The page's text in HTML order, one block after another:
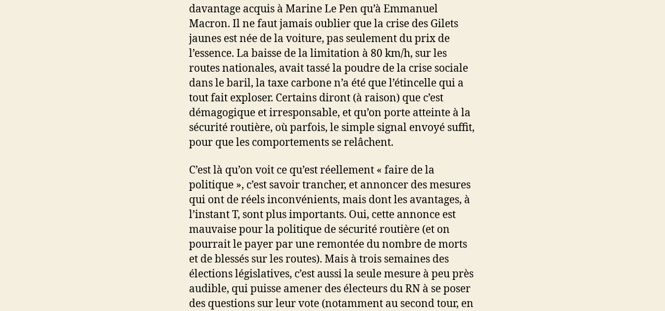
davantage acquis à Marine Le Pen qu’à Emmanuel
Macron. Il ne faut jamais oublier que la crise des Gilets
jaunes est née de la voiture, pas seulement du prix de
l’essence. La baisse de la limitation à 80 km/h, sur les
routes nationales, avait tassé la poudre de la crise sociale
dans le baril, la taxe carbone n’a été que l’étincelle qui a
tout fait exploser. Certains diront (à raison) que c’est
démagogique et irresponsable, et qu’on porte atteinte à la
sécurité routière, où parfois, le simple signal envoyé suffit,
pour que les comportements se relâchent.
C’est là qu’on voit ce qu’est réellement « faire de la
politique », c’est savoir trancher, et annoncer des mesures
qui ont de réels inconvénients, mais dont les avantages, à
l’instant T, sont plus importants. Oui, cette annonce est
mauvaise pour la politique de sécurité routière (et on
pourrait le payer par une remontée du nombre de morts
et de blessés sur les routes). Mais à trois semaines des
élections législatives, c’est aussi la seule mesure à peu près
audible, qui puisse amener des électeurs du RN à se poser
des questions sur leur vote (notamment au second tour, en